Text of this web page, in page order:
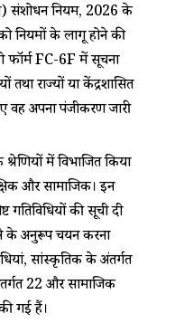
संशोधन नियम, 2026 के
नियमों के लागू होने की
फॉर्म FC-6F में सूचना
तथा राज्यों या केंद्रशासित
वह अपना पंजीकरण जारी
में विभाजित किया
और सामाजिक। इन
गतिविधियों की सूची दी
के अनुरूप चयन करना
सांस्कृतिक के अंतर्गत
22 और सामाजिक
गई हैं।